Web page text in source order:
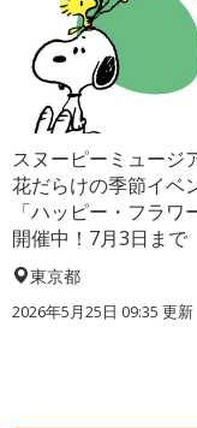
スヌーピーミュージ
花だらけの季節イベ
「ハッピー・フラワ
開催中！7月3日まで
東京都
2026年5月25日 09:35 更新